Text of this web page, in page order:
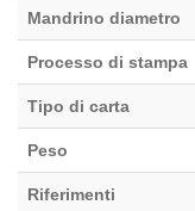
Mandrino diametro
Processo di stampa
Tipo di carta
Peso
Riferimenti